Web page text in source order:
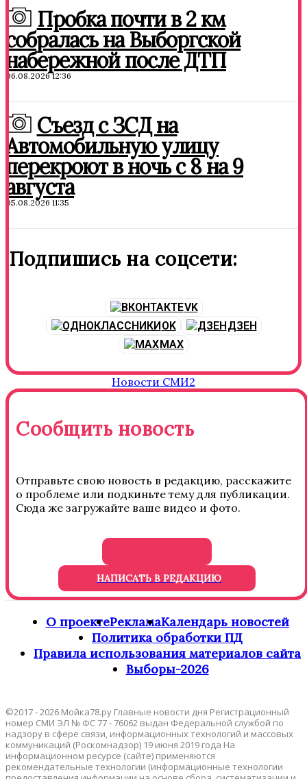
Пробка почти в 2 км
собралась на Выборгской
набережной после ДТП
06.08.2026 12:36
Съезд с ЗСД на
Автомобильную улицу
перекроют в ночь с 8 на 9
августа
05.08.2026 11:35
Подпишись на соцсети:
VK
OK
ДЗЕН
MAX
Новости СМИ2
Сообщить новость
Отправьте свою новость в редакцию, расскажите
о проблеме или подкиньте тему для публикации.
Сюда же загружайте ваше видео и фото.
НАПИСАТЬ В РЕДАКЦИЮ
О проектеРекламаКалендарь новостей
Политика обработки ПД
Правила использования материалов сайта
Выборы-2026
©2017 - 2026 Мойка78.ру Главные новости дня Регистрационный
номер СМИ ЭЛ № ФС 77 - 76062 выдан Федеральной службой по
надзору в сфере связи, информационных технологий и массовых
коммуникаций (Роскомнадзор) 19 июня 2019 года На
информационном ресурсе (сайте) применяются
рекомендательные технологии (информационные технологии